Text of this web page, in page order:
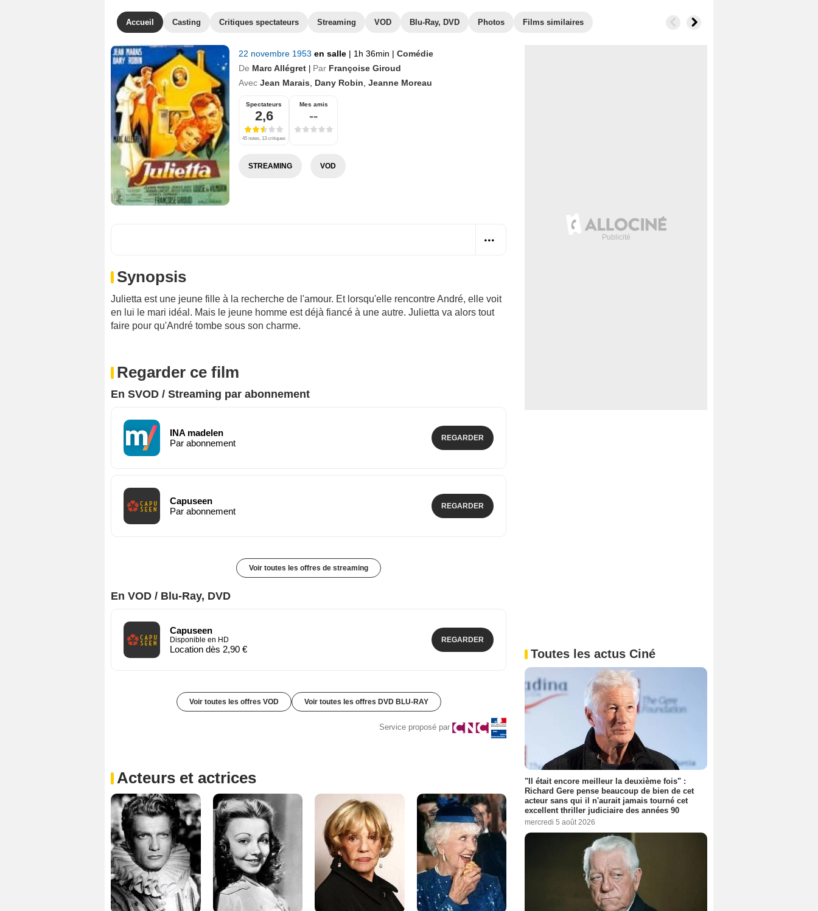
Accueil Casting Critiques spectateurs Streaming VOD Blu-Ray, DVD Photos Films similaires
22 novembre 1953 en salle | 1h 36min | Comédie
De Marc Allégret Par Françoise Giroud
Avec Jean Marais Dany Robin Jeanne Moreau
Spectateurs
2,6
45 notes, 13 critiques
Mes amis
--
STREAMING VOD
Synopsis
Julietta est une jeune fille à la recherche de l'amour. Et lorsqu'elle rencontre André, elle voit
en lui le mari idéal. Mais le jeune homme est déjà fiancé à une autre. Julietta va alors tout
faire pour qu'André tombe sous son charme.
Regarder ce film
En SVOD / Streaming par abonnement
INA madelen
Par abonnement
REGARDER
Capuseen
Par abonnement
REGARDER
Voir toutes les offres de streaming
En VOD / Blu-Ray, DVD
Capuseen
Disponible en HD
Location dès 2,90 €
REGARDER
Voir toutes les offres VOD Voir toutes les offres DVD BLU-RAY
Service proposé par
Acteurs et actrices
Toutes les actus Ciné
"Il était encore meilleur la deuxième fois" :
Richard Gere pense beaucoup de bien de cet
acteur sans qui il n'aurait jamais tourné cet
excellent thriller judiciaire des années 90
mercredi 5 août 2026